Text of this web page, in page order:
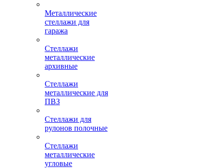
Металлические
стеллажи для
гаража
Стеллажи
металлические
архивные
Стеллажи
металлические для
ПВЗ
Стеллажи для
рулонов полочные
Стеллажи
металлические
угловые